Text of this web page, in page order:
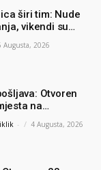
širi tim: Nude
vikendi su
Augusta, 2026
Otvoren
na
- 4 Augusta, 2026